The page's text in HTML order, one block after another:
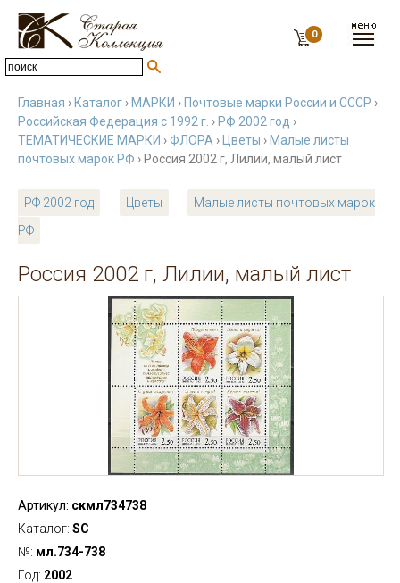
0
Главная › Каталог › МАРКИ › Почтовые марки России и СССР ›
Российская Федерация с 1992 г. › РФ 2002 год ›
ТЕМАТИЧЕСКИЕ МАРКИ ›ФЛОРА › Цветы › Малые листы
почтовых марок РФ › Россия 2002 г, Лилии, малый лист
РФ 2002 год Цветы
Малые листы почтовых марок
РФ
Россия 2002 г, Лилии, малый лист
Артикул: скмл734738
Каталог: SC
№: мл.734-738
Год: 2002